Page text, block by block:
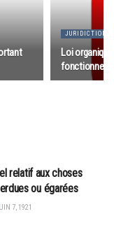
Loi
relatif aux choses
ou égarées
7, 1921